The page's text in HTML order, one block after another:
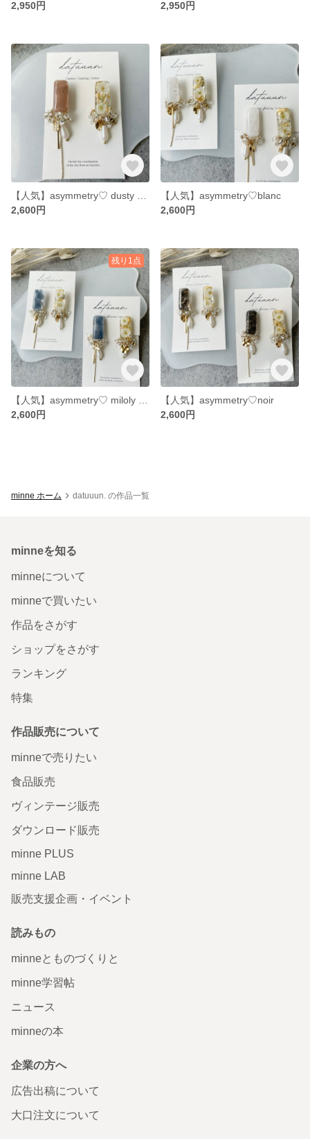
2,950円 2,950円
2,600円
【人気】asymmetry♡blanc
2,600円
残り1点
2,600円
【人気】asymmetry♡noir
2,600円
minne ホーム datuuun. の作品一覧
minneを知る
minneについて
minneで買いたい
作品をさがす
ショップをさがす
ランキング
特集
作品販売について
minneで売りたい
食品販売
ヴィンテージ販売
ダウンロード販売
minne PLUS
minne LAB
販売支援企画・イベント
読みもの
minneとものづくりと
minne学習帖
ニュース
minneの本
企業の方へ
広告出稿について
大口注文について